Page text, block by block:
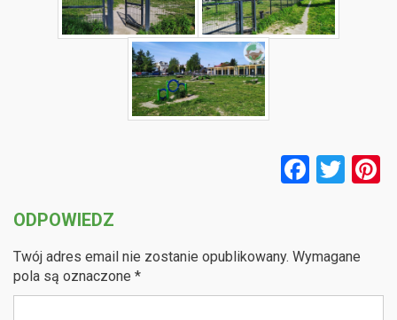
F
b
T
er
ODPOWIEDZ
Twój adres email nie zostanie opublikowany. Wymagane
pola są oznaczone *